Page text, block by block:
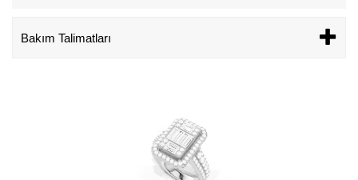
Bakım Talimatları